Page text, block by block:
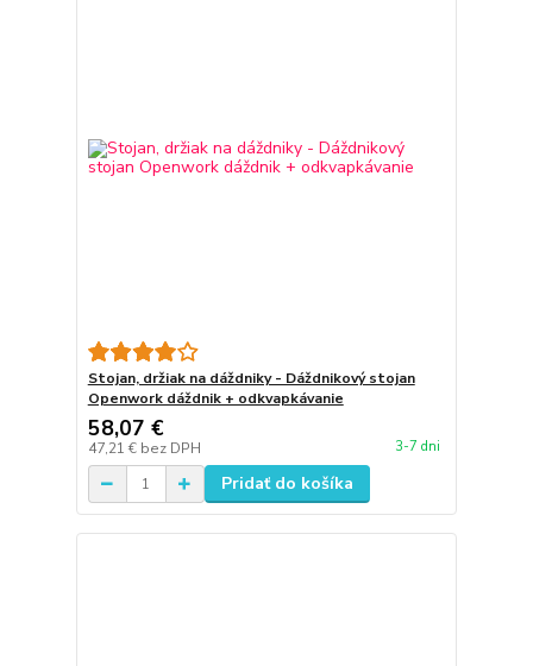
Stojan, držiak na dáždniky - Dáždnikový stojan
Openwork dáždnik + odkvapkávanie
58,07 €
47,21 € bez DPH 3-7 dni
Pridať do košíka